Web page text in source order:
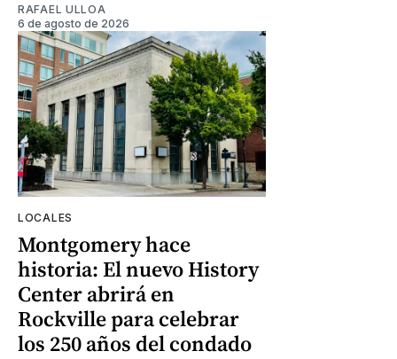
RAFAEL ULLOA
6 de agosto de 2026
LOCALES
Montgomery hace
historia: El nuevo History
Center abrirá en
Rockville para celebrar
los 250 años del condado